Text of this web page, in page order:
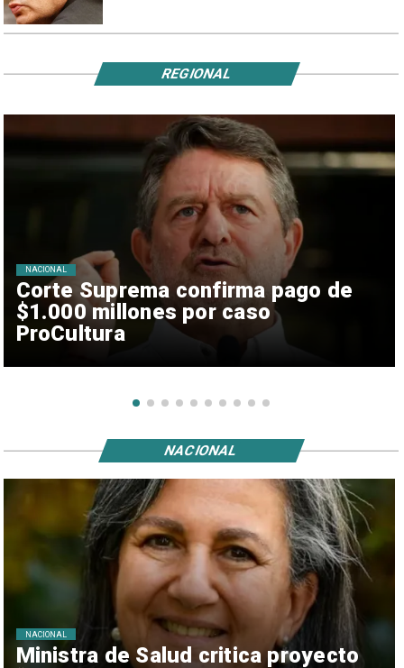
Corte Suprema confirma pago de
$1.000 millones por caso
ProCultura
NACIONAL
REGIONAL
Ministra de Salud critica proyecto
NACIONAL
NACIONAL